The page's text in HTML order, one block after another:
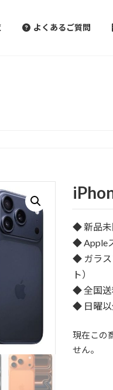
よくあるご質問
◆ 新品未
◆ Apple
◆ ガラス
ト）
◆ 全国送
◆ 日曜以
現在この
せん。